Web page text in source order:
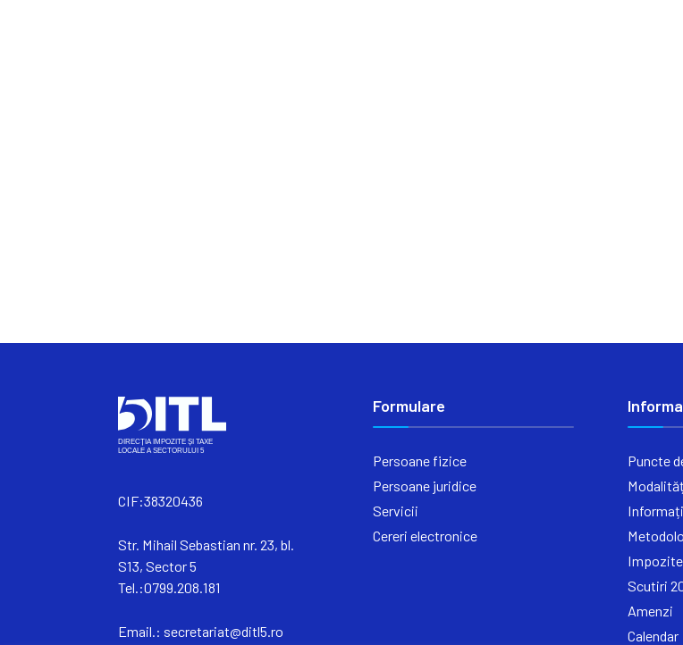
CIF:38320436
Str. Mihail Sebastian nr. 23, bl.
S13, Sector 5
Tel.:0799.208.181
Email.: secretariat@ditl5.ro
Formulare
Persoane fizice
Persoane juridice
Servicii
Cereri electronice
Puncte
Scutiri
Amenzi
Calendar